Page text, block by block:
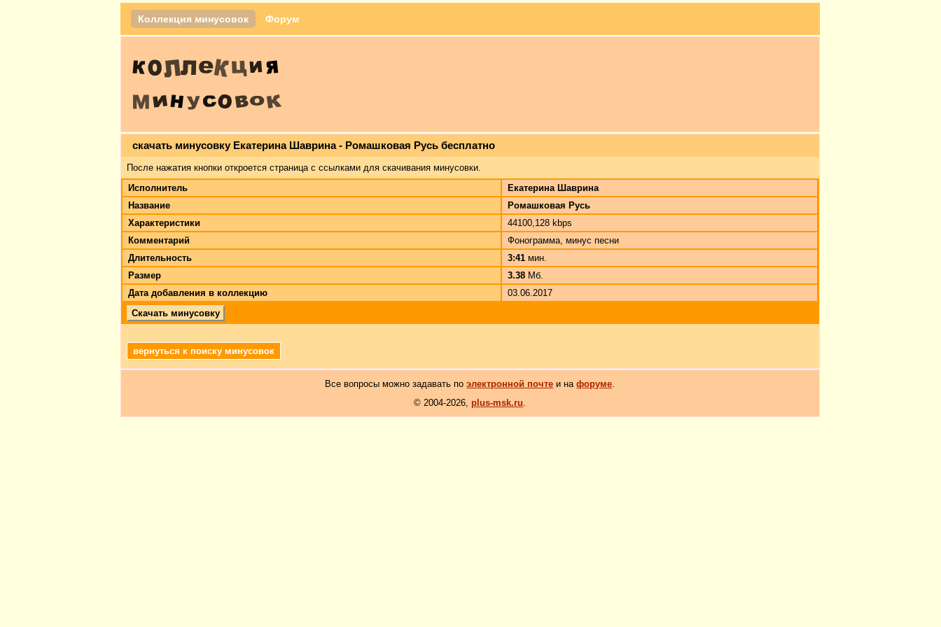
Коллекция минусовок Форум
скачать минусовку Екатерина Шаврина - Ромашковая Русь бесплатно
После нажатия кнопки откроется страница с ссылками для скачивания минусовки.
Исполнитель
Екатерина Шаврина
Название
Ромашковая Русь
Характеристики
44100,128 kbps
Комментарий
Фонограмма, минус песни
Длительность
3:41 мин.
Размер
3.38 Мб.
Дата добавления в коллекцию
03.06.2017
Скачать минусовку
вернуться к поиску минусовок
Все вопросы можно задавать поэлектронной почте и нафоруме.
© 2004-2026, plus-msk.ru.